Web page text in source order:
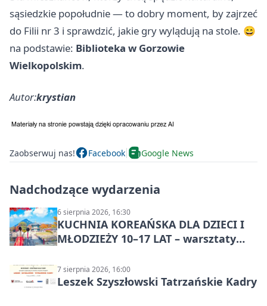
sąsiedzkie popołudnie — to dobry moment, by zajrzeć
do Filii nr 3 i sprawdzić, jakie gry wylądują na stole. 😄
na podstawie: Biblioteka w Gorzowie
Wielkopolskim.
Autor:krystian
Zaobserwuj nas! Facebook Google News
Nadchodzące wydarzenia
6 sierpnia 2026, 16:30
KUCHNIA KOREAŃSKA DLA DZIECI I
MŁODZIEŻY 10–17 LAT – warsztaty
7 sierpnia 2026, 16:00
Leszek Szyszłowski Tatrzańskie Kadry